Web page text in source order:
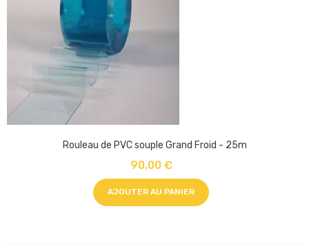
Rouleau de PVC souple Grand Froid - 25m
90,00 €
AJOUTER AU PANIER